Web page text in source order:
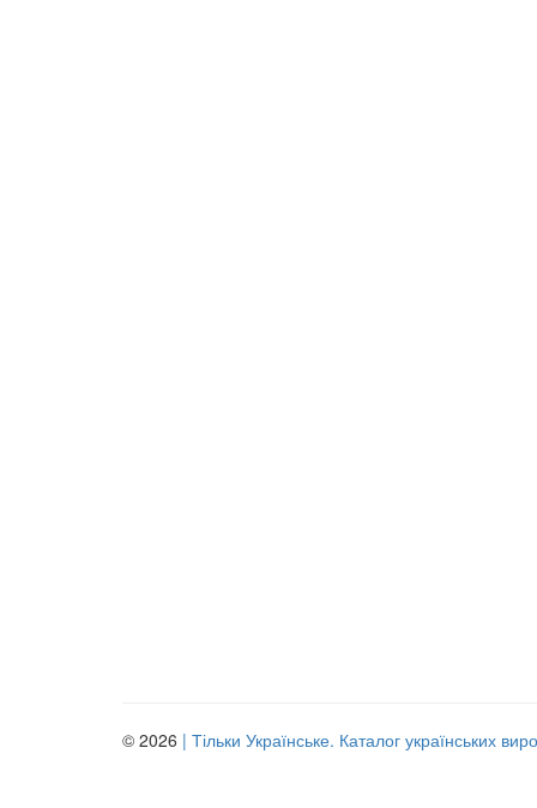
© 2026 | Тільки Українське. Каталог українських